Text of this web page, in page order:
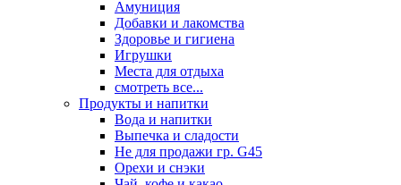
Амуниция
Добавки и лакомства
Здоровье и гигиена
Игрушки
Места для отдыха
смотреть все...
Продукты и напитки
Вода и напитки
Выпечка и сладости
Не для продажи гр. G45
Орехи и снэки